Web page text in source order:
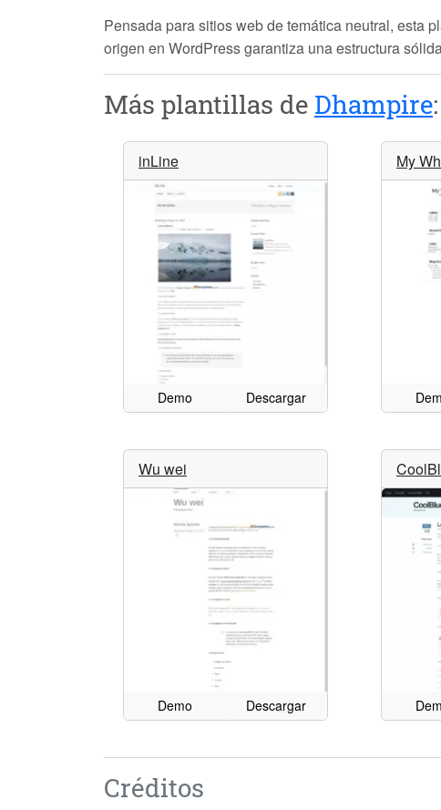
Pensada para sitios web de temática neutral, esta
origen en WordPress garantiza una estructura
Más plantillas de Dhampire:
inLine
Demo Descargar
My
Wu wei
Demo Descargar
Créditos